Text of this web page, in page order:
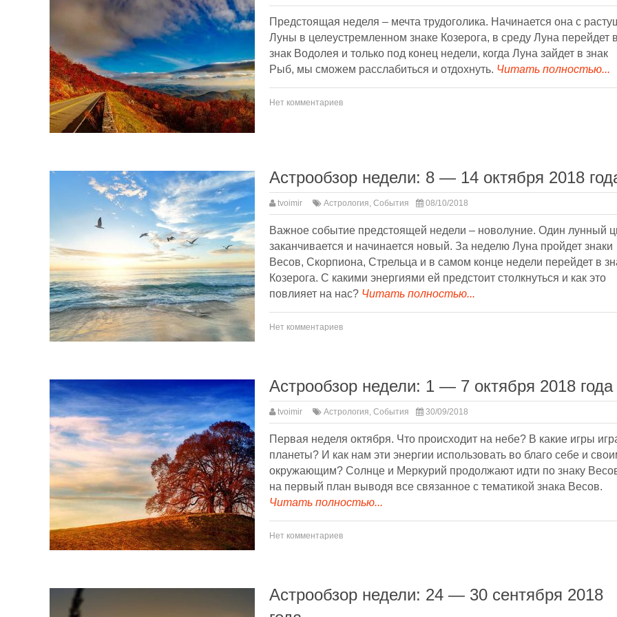
Предстоящая неделя – мечта трудоголика. Начинается она с
Луны в целеустремленном знаке Козерога, в среду Луна перейдет в
знак Водолея и только под конец недели, когда Луна зайдет в знак
Рыб, мы сможем расслабиться и отдохнуть. Читать полностью...
Нет комментариев
Астрообзор недели: 8 — 14 октября 2018
tvoimir Астрология, События 08/10/2018
Важное событие предстоящей недели – новолуние. Один лунный
заканчивается и начинается новый. За неделю Луна пройдет знаки
Весов, Скорпиона, Стрельца и в самом конце недели перейдет в
Козерога. С какими энергиями ей предстоит столкнуться и как это
повлияет на нас? Читать полностью...
Нет комментариев
Астрообзор недели: 1 — 7 октября 2018 года
tvoimir Астрология, События 30/09/2018
Первая неделя октября. Что происходит на небе? В какие игры
планеты? И как нам эти энергии использовать во благо себе и
окружающим? Солнце и Меркурий продолжают идти по знаку
на первый план выводя все связанное с тематикой знака Весов.
Читать полностью...
Нет комментариев
Астрообзор недели: 24 — 30 сентября 2018